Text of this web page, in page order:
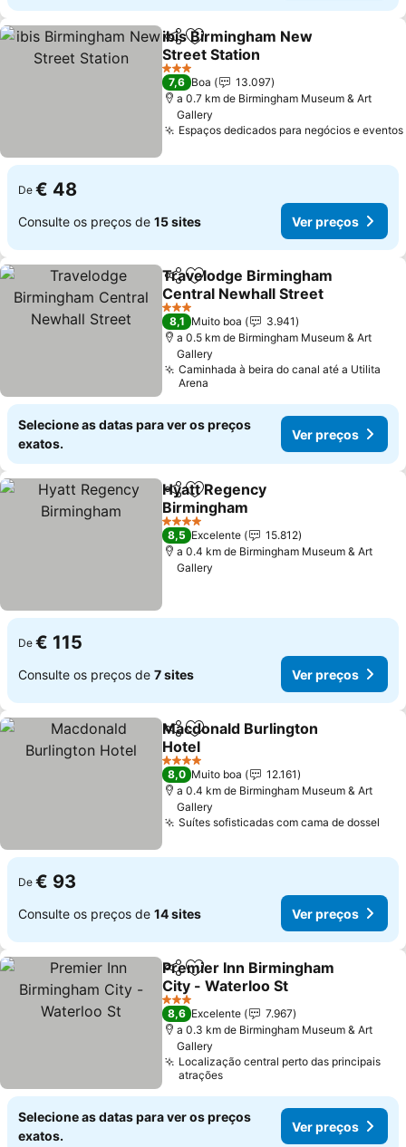
PartilharAdicionar aos favoritos
ibis Birmingham New
Street Station
3 Estrelas
7,6 Boa
13.097
a 0.7 km de Birmingham Museum & Art
Gallery
Espaços dedicados para negócios e eventos
De € 48
Consulte os preços de 15 sites Ver preços
PartilharAdicionar aos favoritos
Travelodge Birmingham
Central Newhall Street
3 Estrelas
8,1 Muito boa
3.941
a 0.5 km de Birmingham Museum & Art
Gallery
Caminhada à beira do canal até a Utilita
Arena
Selecione as datas para ver os preços
exatos.
Ver preços
PartilharAdicionar aos favoritos
Hyatt Regency
Birmingham
4 Estrelas
8,5 Excelente
15.812
a 0.4 km de Birmingham Museum & Art
Gallery
De € 115
Consulte os preços de 7 sites Ver preços
PartilharAdicionar aos favoritos
Macdonald Burlington
Hotel
4 Estrelas
8,0 Muito boa
12.161
a 0.4 km de Birmingham Museum & Art
Gallery
Suítes sofisticadas com cama de dossel
De € 93
Consulte os preços de 14 sites Ver preços
PartilharAdicionar aos favoritos
Premier Inn Birmingham
City - Waterloo St
3 Estrelas
8,6 Excelente
7.967
a 0.3 km de Birmingham Museum & Art
Gallery
Localização central perto das principais
atrações
Selecione as datas para ver os preços
exatos.
Ver preços